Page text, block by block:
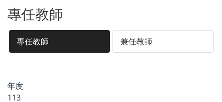
專任教師
專任教師 兼任教師
年度
113